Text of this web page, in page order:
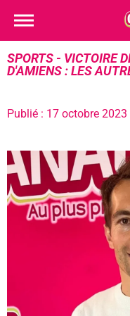
SPORTS - VICTOIRE
D'AMIENS : LES
Publié : 17 octobre